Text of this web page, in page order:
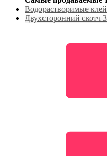
Водорастворимые
Двухсторонний скотч